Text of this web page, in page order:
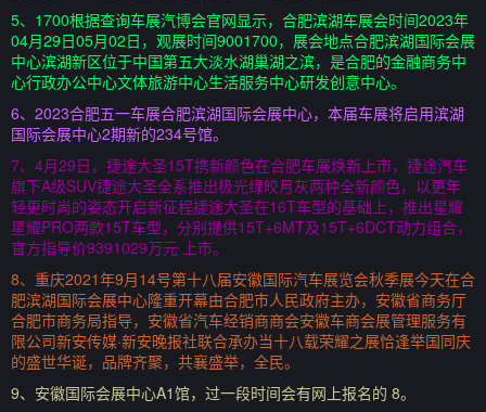
5、1700根据查询车展汽博会官网显示，合肥滨湖车展会时间2023年
04月29日05月02日，观展时间9001700，展会地点合肥滨湖国际会展
中心滨湖新区位于中国第五大淡水湖巢湖之滨，是合肥的金融商务中
心行政办公中心文体旅游中心生活服务中心研发创意中心。
6、2023合肥五一车展合肥滨湖国际会展中心，本届车展将启用滨湖
国际会展中心2期新的234号馆。
7、4月29日，捷途大圣15T携新颜色在合肥车展焕新上市，捷途汽车
旗下A级SUV捷途大圣全系推出极光绿皎月灰两种全新颜色，以更年
轻更时尚的姿态开启新征程捷途大圣在16T车型的基础上，推出星耀
星耀PRO两款15T车型，分别提供15T+6MT及15T+6DCT动力组合，
官方指导价9391029万元 上市。
8、重庆2021年9月14号第十八届安徽国际汽车展览会秋季展今天在合
肥滨湖国际会展中心隆重开幕由合肥市人民政府主办，安徽省商务厅
合肥市商务局指导，安徽省汽车经销商商会安徽车商会展管理服务有
限公司新安传媒·新安晚报社联合承办当十八载荣耀之展恰逢举国同庆
的盛世华诞，品牌齐聚，共襄盛举，全民。
9、安徽国际会展中心A1馆，过一段时间会有网上报名的 8。